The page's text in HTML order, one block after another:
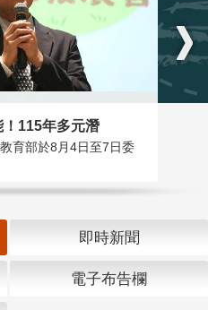
115年多元潛
育部於8月4日至7日委
即時新聞
電子布告欄